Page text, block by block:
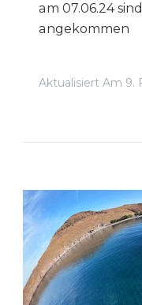
am 07.06.24
angekommen
Aktualisiert Am 9.